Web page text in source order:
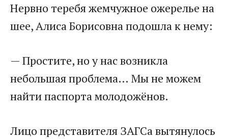
Нервно теребя жемчужное ожерелье на
шее, Алиса Борисовна подошла к нему:
— Простите, но у нас возникла
небольшая проблема… Мы не можем
найти паспорта молодожёнов.
Лицо представителя ЗАГСа вытянулось